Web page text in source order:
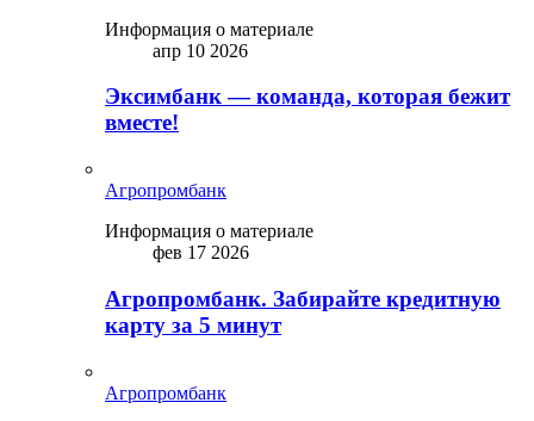
Информация о материале
апр 10 2026
Эксимбанк — команда, которая бежит
вместе!
Агропромбанк
Информация о материале
фев 17 2026
Агропромбанк. Забирайте кредитную
карту за 5 минут
Агропромбанк